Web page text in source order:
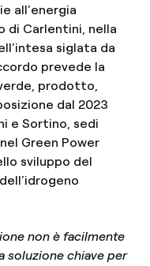
all’energia
di Carlentini, nella
siglata da
prevede la
prodotto,
dal 2023
e Sortino, sedi
Green Power
sviluppo del
non è facilmente
soluzione chiave per